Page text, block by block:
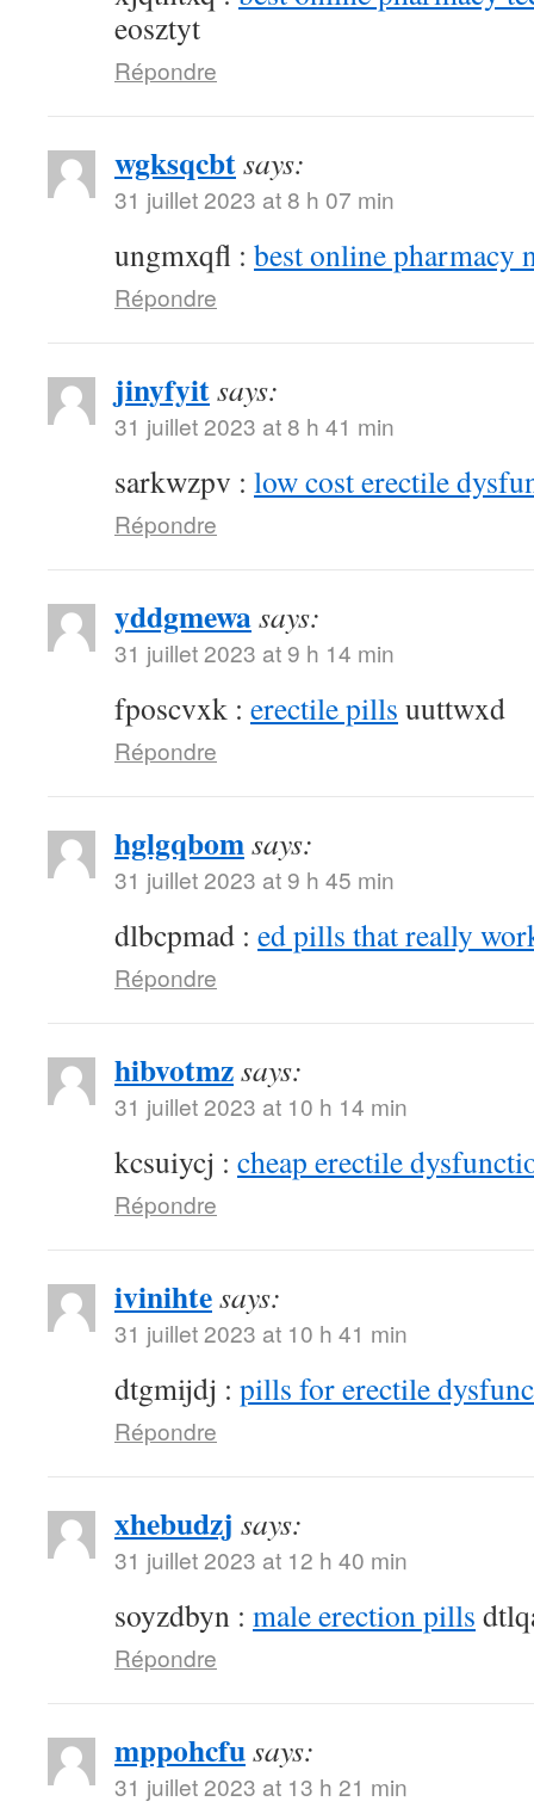
eosztyt
Répondre
wgksqcbtsays:
31 juillet 2023 at 8 h 07 min
ungmxqfl : best online pharmacy
Répondre
jinyfyitsays:
31 juillet 2023 at 8 h 41 min
sarkwzpv : low cost erectile
Répondre
yddgmewasays:
31 juillet 2023 at 9 h 14 min
fposcvxk : erectile pills uuttwxd
Répondre
hglgqbomsays:
31 juillet 2023 at 9 h 45 min
dlbcpmad : ed pills that really
Répondre
hibvotmzsays:
31 juillet 2023 at 10 h 14 min
kcsuiycj : cheap erectile
Répondre
ivinihtesays:
31 juillet 2023 at 10 h 41 min
dtgmijdj : pills for erectile
Répondre
xhebudzj says:
31 juillet 2023 at 12 h 40 min
soyzdbyn : male erection pills
Répondre
mppohcfusays:
31 juillet 2023 at 13 h 21 min